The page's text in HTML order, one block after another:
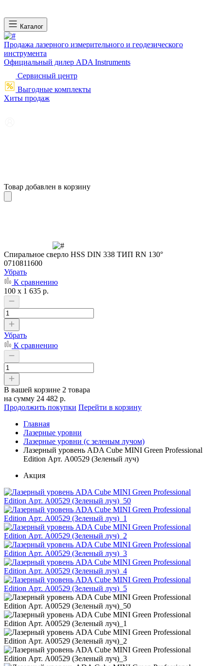
Каталог
Продажа лазерного измерительного и геодезического
инструмента
Официальный дилер ADA Instruments
Сервисный центр
Выгодные комплекты
Хиты продаж
Товар добавлен в корзину
Cпиральное сверло HSS DIN 338 ТИП RN 130°
0710811600
Убрать
К сравнению
100 x 1 635 р.
Убрать
К сравнению
В вашей корзине 2 товара
на сумму 24 482 р.
Продолжить покупки Перейти в корзину
Главная
Лазерные уровни
Лазерные уровни (с зеленым лучом)
Лазерный уровень ADA Cube MINI Green Professional
Edition Арт. А00529 (Зеленый луч)
Акция